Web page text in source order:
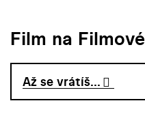
Film na
Až se vrátíš...